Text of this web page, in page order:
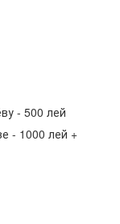
- 500 лей
- 1000 лей +